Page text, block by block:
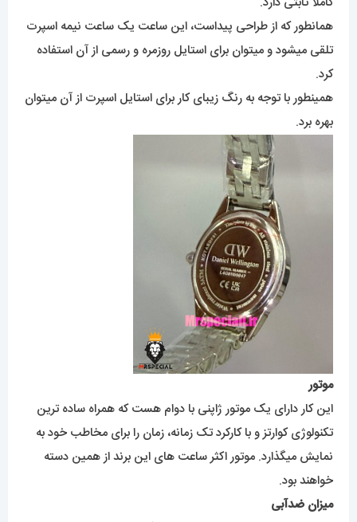
همانطور که از طراحی پیداست، این ساعت یک ساعت نیمه اسپرت
تلقی میشود و میتوان برای استایل روزمره و رسمی از آن استفاده
کرد.
همینطور با توجه به رنگ زیبای کار برای استایل اسپرت از آن میتوان
بهره برد.
موتور
این کار دارای یک موتور ژاپنی با دوام هست که همراه ساده ترین
تکنولوژی کوارتز و با کارکرد تک زمانه، زمان را برای مخاطب خود به
نمایش میگذارد. موتور اکثر ساعت های این برند از همین دسته
خواهند بود.
میزان ضدآبی